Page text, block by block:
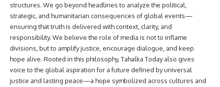
structures. We go beyond headlines to analyze the political,
strategic, and humanitarian consequences of global events—
ensuring that truth is delivered with context, clarity, and
responsibility. We believe the role of media is not to inflame
divisions, but to amplify justice, encourage dialogue, and keep
hope alive. Rooted in this philosophy, Tahalka Today also gives
voice to the global aspiration for a future defined by universal
justice and lasting peace—a hope symbolized across cultures and